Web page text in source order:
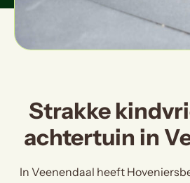
Strakke
achtertuin in
In Veenendaal heeft